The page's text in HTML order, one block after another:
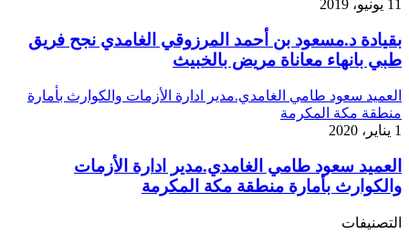
11 يونيو، 2019
بقيادة د.مسعود بن أحمد المرزوقي الغامدي نجح فريق
طبي بانهاء معاناة مريض بالخبيث
العميد سعود طامي الغامدي.مدير ادارة الأزمات والكوارث بأمارة
منطقة مكة المكرمة
1 يناير، 2020
العميد سعود طامي الغامدي.مدير ادارة الأزمات
والكوارث بأمارة منطقة مكة المكرمة
التصنيفات